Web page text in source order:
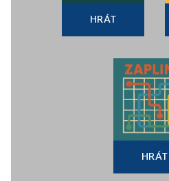
HRÁT
HRÁT